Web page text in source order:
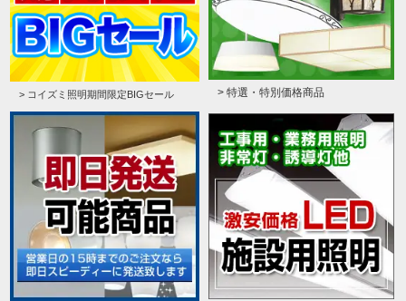
> コイズミ照明期間限定BIGセール > 特選・特別価格商品